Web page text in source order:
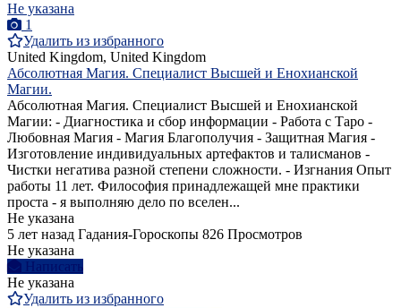
Не указана
1
Удалить из избранного
United Kingdom, United Kingdom
Абсолютная Магия. Специалист Высшей и Енохианской
Магии.
Абсолютная Магия. Специалист Высшей и Енохианской
Магии: - Диагностика и сбор информации - Работа с Таро -
Любовная Магия - Магия Благополучия - Защитная Магия -
Изготовление индивидуальных артефактов и талисманов -
Чистки негатива разной степени сложности. - Изгнания Опыт
работы 11 лет. Философия принадлежащей мне практики
проста - я выполняю дело по вселен...
Не указана
5 лет назад Гадания-Гороскопы 826 Просмотров
Не указана
Написать
Не указана
Удалить из избранного